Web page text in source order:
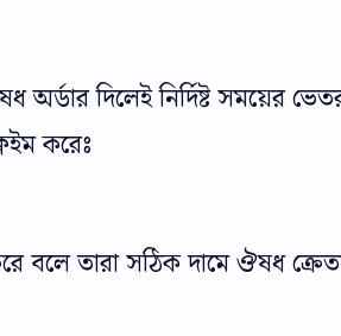
দিলেই নির্দিষ্ট সময়ের
করেঃ
বলে তারা সঠিক দামে ঔষধ